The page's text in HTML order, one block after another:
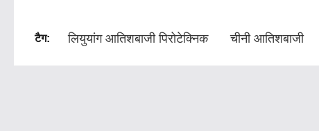
टैग: लियुयांग आतिशबाजी पिरोटेक्निक चीनी आतिशबाजी